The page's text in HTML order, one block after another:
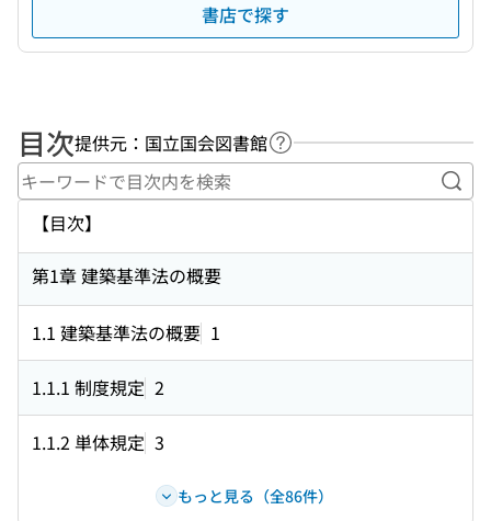
書店で探す
目次提供元：国立国会図書館 ヘルプページへのリンク
キ
【目次】
第1章 建築基準法の概要
1.1 建築基準法の概要 1
1.1.1 制度規定 2
1.1.2 単体規定 3
もっと見る（全86件）